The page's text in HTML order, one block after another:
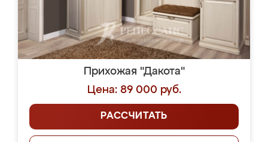
Прихожая "Дакота"
Цена: 89 000 руб.
РАССЧИТАТЬ